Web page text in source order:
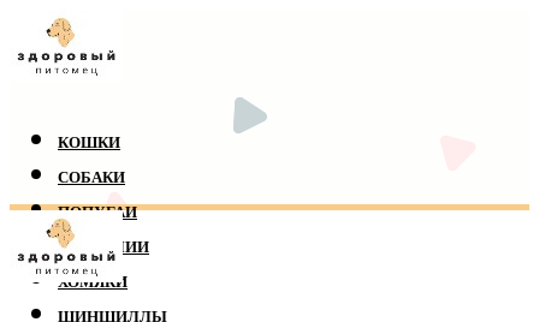
КОШКИ
СОБАКИ
ПОПУГАИ
РЕПТИЛИИ
ХОМЯКИ
ШИНШИЛЛЫ